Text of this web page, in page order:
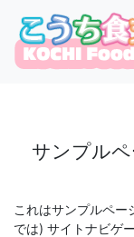
content
サンプル
これはサンプルペー
では) サイトナビゲ